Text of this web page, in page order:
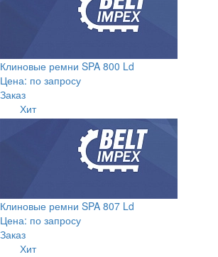
Клиновые ремни SPA 800 Ld
Цена: по запросу
Заказ
Хит
Клиновые ремни SPA 807 Ld
Цена: по запросу
Заказ
Хит